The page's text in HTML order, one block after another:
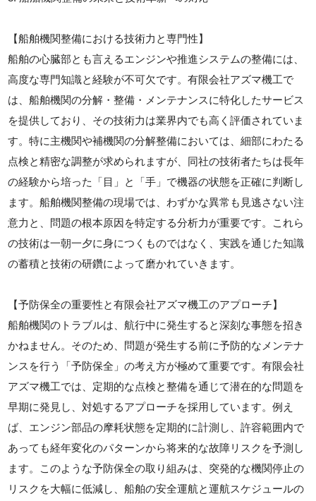
【船舶機関整備における技術力と専門性】
船舶の心臓部とも言えるエンジンや推進システムの整備には、
高度な専門知識と経験が不可欠です。有限会社アズマ機工で
は、船舶機関の分解・整備・メンテナンスに特化したサービス
を提供しており、その技術力は業界内でも高く評価されていま
す。特に主機関や補機関の分解整備においては、細部にわたる
点検と精密な調整が求められますが、同社の技術者たちは長年
の経験から培った「目」と「手」で機器の状態を正確に判断し
ます。船舶機関整備の現場では、わずかな異常も見逃さない注
意力と、問題の根本原因を特定する分析力が重要です。これら
の技術は一朝一夕に身につくものではなく、実践を通じた知識
の蓄積と技術の研鑽によって磨かれていきます。
【予防保全の重要性と有限会社アズマ機工のアプローチ】
船舶機関のトラブルは、航行中に発生すると深刻な事態を招き
かねません。そのため、問題が発生する前に予防的なメンテナ
ンスを行う「予防保全」の考え方が極めて重要です。有限会社
アズマ機工では、定期的な点検と整備を通じて潜在的な問題を
早期に発見し、対処するアプローチを採用しています。例え
ば、エンジン部品の摩耗状態を定期的に計測し、許容範囲内で
あっても経年変化のパターンから将来的な故障リスクを予測し
ます。このような予防保全の取り組みは、突発的な機関停止の
リスクを大幅に低減し、船舶の安全運航と運航スケジュールの